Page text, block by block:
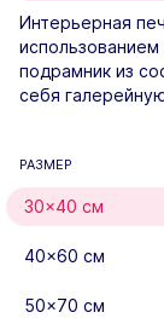
Интерьерная
подрамник из
себя
РАЗМЕР
30×40 см
40×60 см
50×70 см